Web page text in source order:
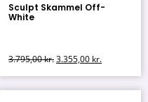
Sculpt Skammel Off-
White
3.795,00kr.3.355,00 kr.